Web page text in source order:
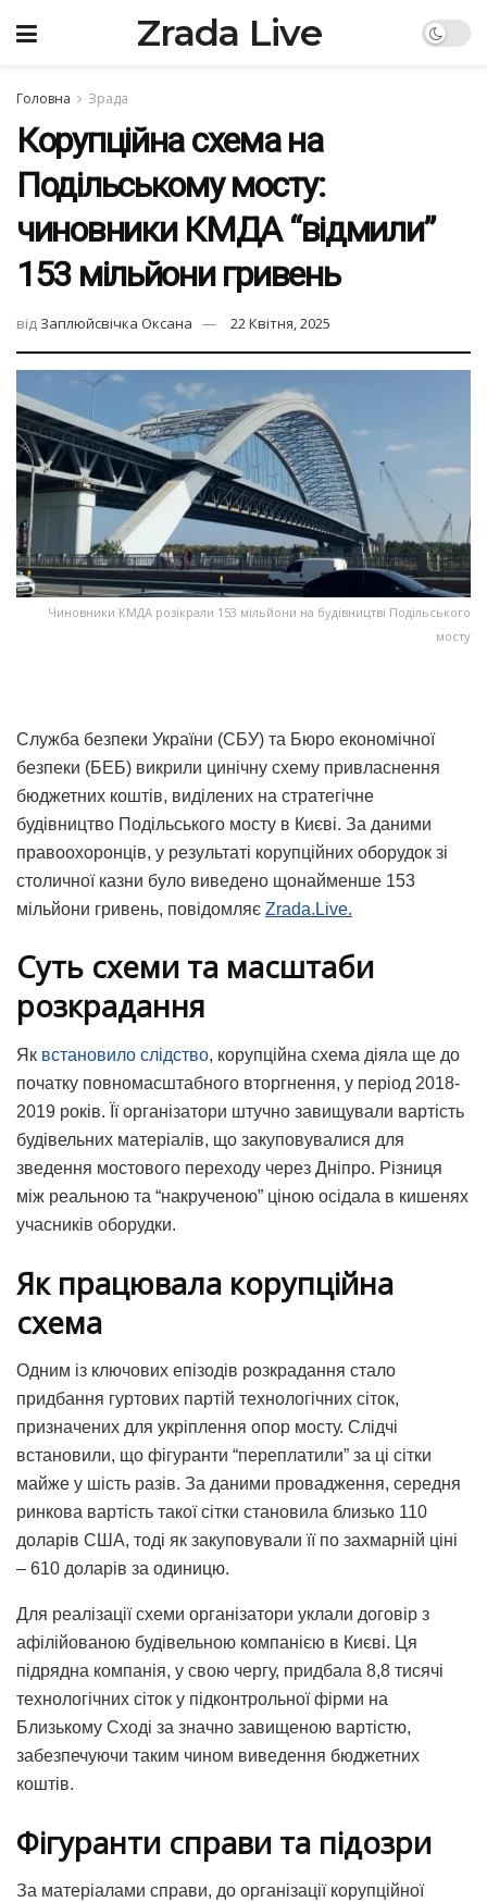
Zrada Live
Головна Зрада
Корупційна схема на
Подільському мосту:
чиновники КМДА “відмили”
153 мільйони гривень
від Заплюйсвічка Оксана 22 Квітня, 2025
Чиновники КМДА розікрали 153 мільйони на будівництві Подільського
мосту
Служба безпеки України (СБУ) та Бюро економічної
безпеки (БЕБ) викрили цинічну схему привласнення
бюджетних коштів, виділених на стратегічне
будівництво Подільського мосту в Києві. За даними
правоохоронців, у результаті корупційних оборудок зі
столичної казни було виведено щонайменше 153
мільйони гривень, повідомляє Zrada.Live.
Суть схеми та масштаби
розкрадання
Як встановило слідство, корупційна схема діяла ще до
початку повномасштабного вторгнення, у період 2018-
2019 років. Її організатори штучно завищували вартість
будівельних матеріалів, що закуповувалися для
зведення мостового переходу через Дніпро. Різниця
між реальною та “накрученою” ціною осідала в кишенях
учасників оборудки.
Як працювала корупційна
схема
Одним із ключових епізодів розкрадання стало
придбання гуртових партій технологічних сіток,
призначених для укріплення опор мосту. Слідчі
встановили, що фігуранти “переплатили” за ці сітки
майже у шість разів. За даними провадження, середня
ринкова вартість такої сітки становила близько 110
доларів США, тоді як закуповували її по захмарній ціні
– 610 доларів за одиницю.
Для реалізації схеми організатори уклали договір з
афілійованою будівельною компанією в Києві. Ця
підрядна компанія, у свою чергу, придбала 8,8 тисячі
технологічних сіток у підконтрольної фірми на
Близькому Сході за значно завищеною вартістю,
забезпечуючи таким чином виведення бюджетних
коштів.
Фігуранти справи та підозри
За матеріалами справи, до організації корупційної